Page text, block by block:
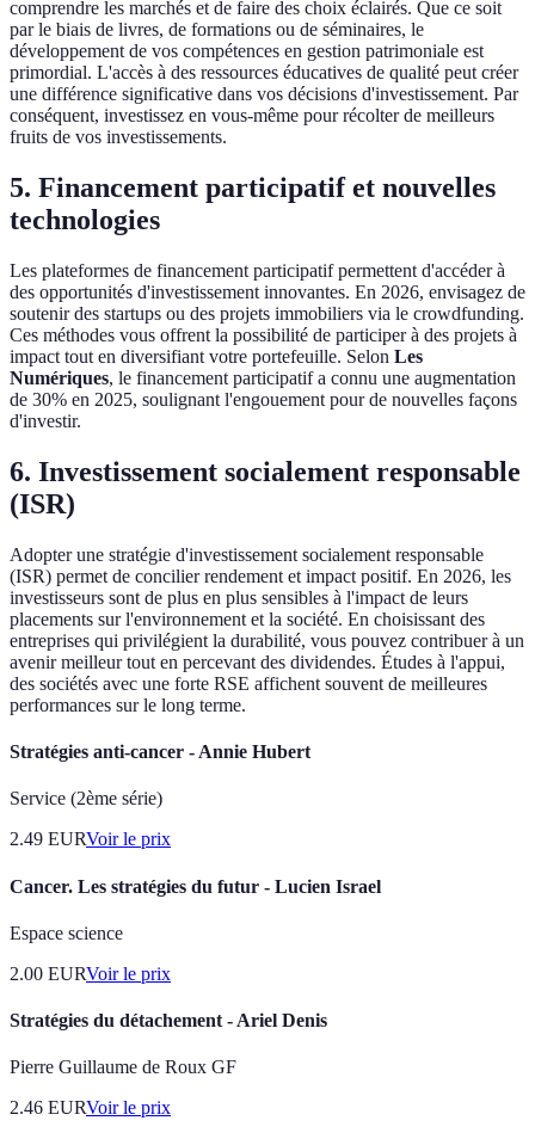
comprendre les marchés et de faire des choix éclairés. Que ce soit
par le biais de livres, de formations ou de séminaires, le
développement de vos compétences en gestion patrimoniale est
primordial. L'accès à des ressources éducatives de qualité peut créer
une différence significative dans vos décisions d'investissement. Par
conséquent, investissez en vous-même pour récolter de meilleurs
fruits de vos investissements.
5. Financement participatif et nouvelles
technologies
Les plateformes de financement participatif permettent d'accéder à
des opportunités d'investissement innovantes. En 2026, envisagez de
soutenir des startups ou des projets immobiliers via le crowdfunding.
Ces méthodes vous offrent la possibilité de participer à des projets à
impact tout en diversifiant votre portefeuille. Selon Les
Numériques, le financement participatif a connu une augmentation
de 30% en 2025, soulignant l'engouement pour de nouvelles façons
d'investir.
6. Investissement socialement responsable
(ISR)
Adopter une stratégie d'investissement socialement responsable
(ISR) permet de concilier rendement et impact positif. En 2026, les
investisseurs sont de plus en plus sensibles à l'impact de leurs
placements sur l'environnement et la société. En choisissant des
entreprises qui privilégient la durabilité, vous pouvez contribuer à un
avenir meilleur tout en percevant des dividendes. Études à l'appui,
des sociétés avec une forte RSE affichent souvent de meilleures
performances sur le long terme.
Stratégies anti-cancer - Annie Hubert
Service (2ème série)
2.49 EURVoir le prix
Cancer. Les stratégies du futur - Lucien Israel
Espace science
2.00 EURVoir le prix
Stratégies du détachement - Ariel Denis
Pierre Guillaume de Roux GF
2.46 EURVoir le prix